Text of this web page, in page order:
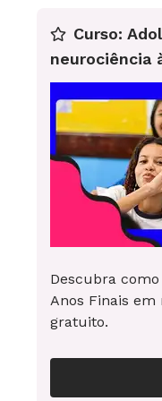
indicação
Discuta o
a diferença
simples e do
Peça que os
advérbios
sua relação
Avaliação
melhor forma
mail (exercício
Curso:
neurociência
Descubra
Anos Finais em
gratuito.